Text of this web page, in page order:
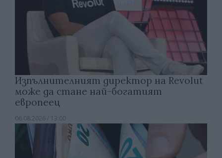
Изпълнителният директор на Revolut
може да стане най-богатият
европеец
06.08.2026 / 13:00